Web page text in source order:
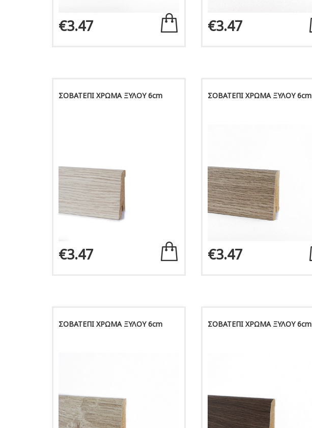
€3.47 €3.47
ΣΟΒΑΤΕΠΙ ΧΡΩΜΑ ΞΥΛΟΥ 6cm
€3.47
ΣΟΒΑΤΕΠΙ ΧΡΩΜΑ ΞΥΛΟΥ 6cm
€3.47
ΣΟΒΑΤΕΠΙ ΧΡΩΜΑ ΞΥΛΟΥ 6cm ΣΟΒΑΤΕΠΙ ΧΡΩΜΑ ΞΥΛΟΥ 6cm